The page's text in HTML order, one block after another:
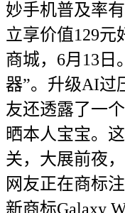
妙手机普及率
立享价值129元
商城，6月13日
器”。升级AI过
友还透露了一
晒本人宝宝。
关，大展前夜
网友正在商标
新商标Galaxy